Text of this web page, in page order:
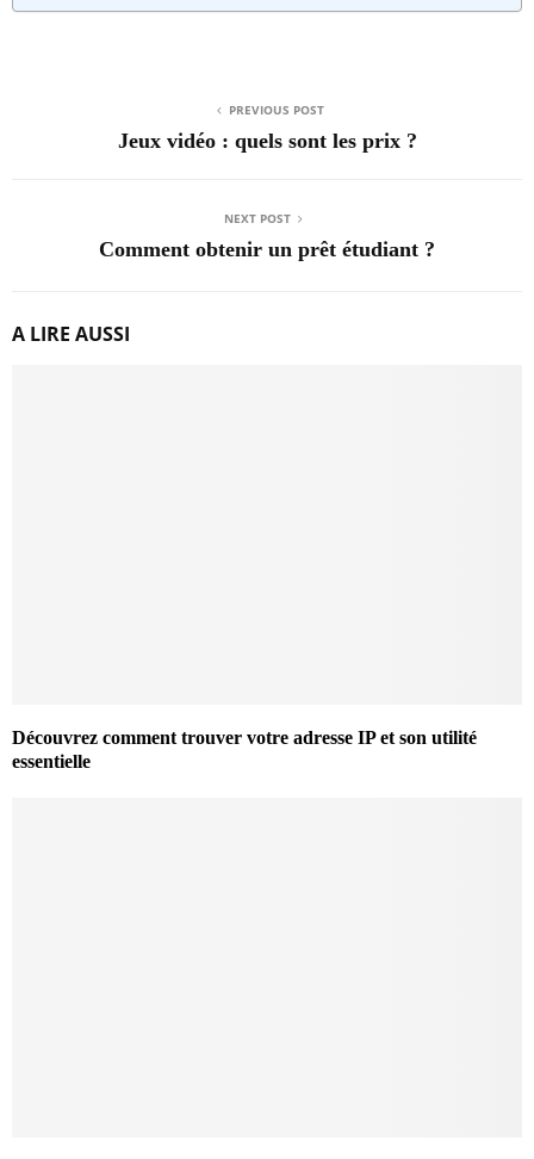
PREVIOUS POST
Jeux vidéo : quels sont les prix ?
NEXT POST
Comment obtenir un prêt étudiant ?
A LIRE AUSSI
Découvrez comment trouver votre adresse IP et son utilité
essentielle